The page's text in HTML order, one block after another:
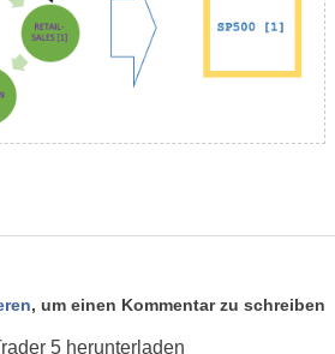
, um einen Kommentar zu schreiben
5herunterladen